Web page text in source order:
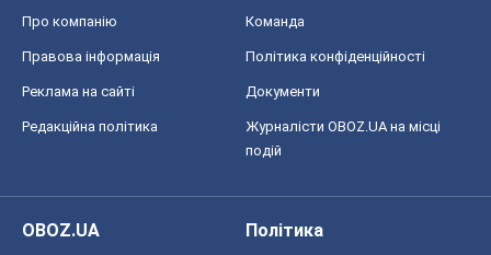
Про компанію Команда
Правова інформація Політика конфіденційності
Реклама на сайті Документи
Редакційна політика
Журналісти OBOZ.UA на місці
подій
OBOZ.UA
Політика